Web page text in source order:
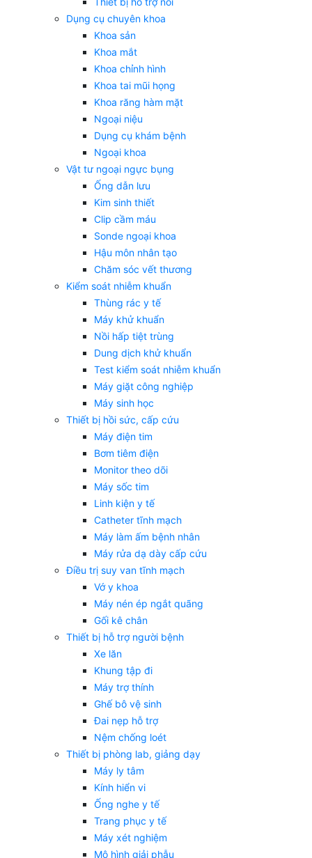
Dụng cụ chuyên khoa
Khoa sản
Khoa mắt
Khoa chỉnh hình
Khoa tai mũi họng
Khoa răng hàm mặt
Ngoại niệu
Dụng cụ khám bệnh
Ngoại khoa
Vật tư ngoại ngực bụng
Ống dẫn lưu
Kim sinh thiết
Clip cầm máu
Sonde ngoại khoa
Hậu môn nhân tạo
Chăm sóc vết thương
Kiểm soát nhiễm khuẩn
Thùng rác y tế
Máy khử khuẩn
Nồi hấp tiệt trùng
Dung dịch khử khuẩn
Test kiểm soát nhiễm khuẩn
Máy giặt công nghiệp
Máy sinh học
Thiết bị hồi sức, cấp cứu
Máy điện tim
Bơm tiêm điện
Monitor theo dõi
Máy sốc tim
Linh kiện y tế
Catheter tĩnh mạch
Máy làm ấm bệnh nhân
Máy rửa dạ dày cấp cứu
Điều trị suy van tĩnh mạch
Vớ y khoa
Máy nén ép ngắt quãng
Gối kê chân
Thiết bị hỗ trợ người bệnh
Xe lăn
Khung tập đi
Máy trợ thính
Ghế bô vệ sinh
Đai nẹp hỗ trợ
Nệm chống loét
Thiết bị phòng lab, giảng dạy
Máy ly tâm
Kính hiển vi
Ống nghe y tế
Trang phục y tế
Máy xét nghiệm
Mô hình giải phẫu